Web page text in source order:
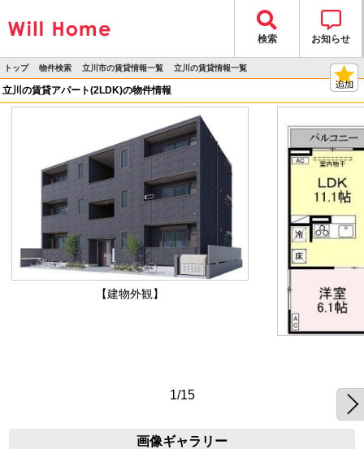
検索 お知らせ
トップ
>
物件検索
>
立川市の賃貸情報一覧
>
立川の賃貸情報一覧
>
立川の賃貸アパート(2LDK)の物件情報
【建物外観】
1/15
画像ギャラリー